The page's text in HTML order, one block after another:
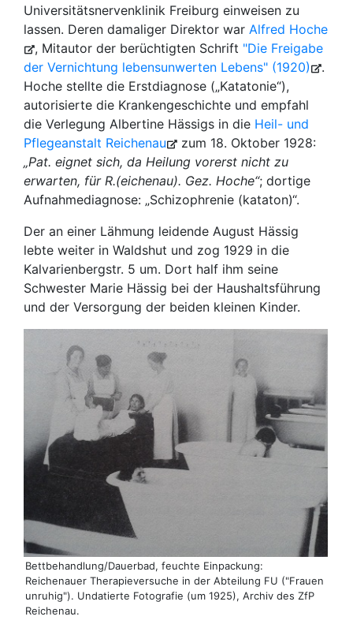
Universitätsnervenklinik Freiburg einweisen zu
lassen. Deren damaliger Direktor war Alfred Hoche
, Mitautor der berüchtigten Schrift "Die Freigabe
der Vernichtung lebensunwerten Lebens" (1920)
.
Hoche stellte die Erstdiagnose („Katatonie“),
autorisierte die Krankengeschichte und empfahl
die Verlegung Albertine Hässigs in die Heil- und
Pflegeanstalt Reichenau
zum 18. Oktober 1928:
„Pat. eignet sich, da Heilung vorerst nicht zu
erwarten, für R.(eichenau). Gez. Hoche“; dortige
Aufnahmediagnose: „Schizophrenie (kataton)“.
Der an einer Lähmung leidende August Hässig
lebte weiter in Waldshut und zog 1929 in die
Kalvarienbergstr. 5 um. Dort half ihm seine
Schwester Marie Hässig bei der Haushaltsführung
und der Versorgung der beiden kleinen Kinder.
Bettbehandlung/Dauerbad, feuchte Einpackung:
Reichenauer Therapieversuche in der Abteilung FU ("Frauen
unruhig"). Undatierte Fotografie (um 1925), Archiv des ZfP
Reichenau.